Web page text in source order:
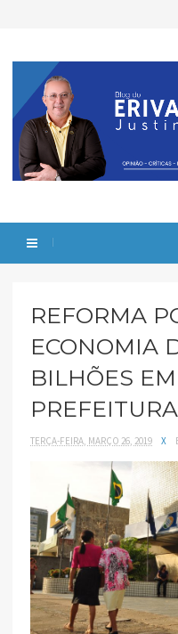
REFORMA
ECONOMIA
BILHÕES
TERÇA-FEIRA, MARÇO 26, 2019 X